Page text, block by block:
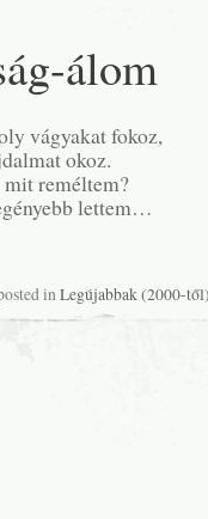
álom
vágyakat fokoz,
okoz.
reméltem?
lettem…
inLegújabbak (2000-